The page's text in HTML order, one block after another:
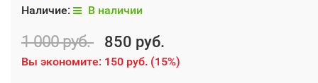
Наличие: В наличии
1 000 руб. 850 руб.
Вы экономите: 150 руб. (15%)